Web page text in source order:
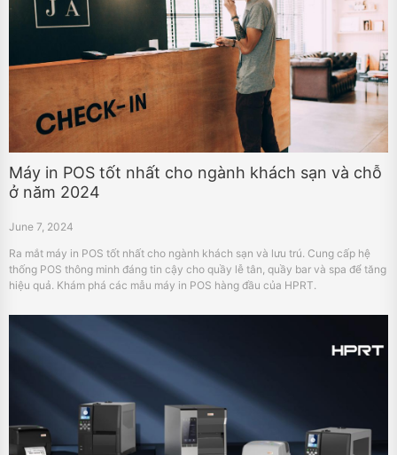
Máy in POS tốt nhất cho ngành khách sạn và chỗ
ở năm 2024
June 7, 2024
Ra mắt máy in POS tốt nhất cho ngành khách sạn và lưu trú. Cung cấp hệ
thống POS thông minh đáng tin cậy cho quầy lễ tân, quầy bar và spa để tăng
hiệu quả. Khám phá các mẫu máy in POS hàng đầu của HPRT.